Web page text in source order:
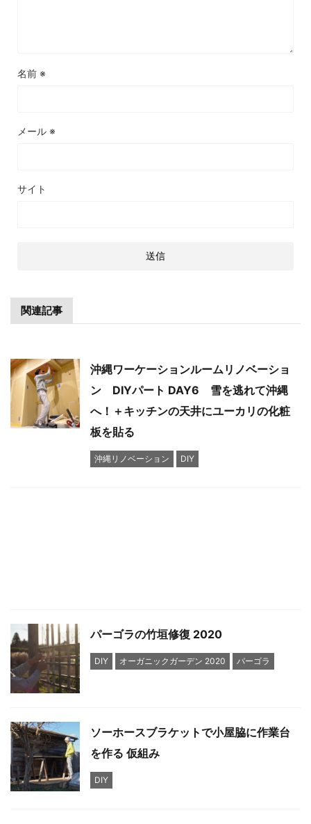
名前 ※
メール ※
サイト
関連記事
沖縄ワーケーションルームリノベーショ
ン DIYパート DAY6 雪を逃れて沖縄
へ！＋キッチンの天井にユーカリの化粧
板を貼る
沖縄リノベーション DIY
パーゴラの竹垣修復 2020
DIY オーガニックガーデン 2020 パーゴラ
ソーホースブラケットで小屋脇に作業台
を作る 仮組み
DIY